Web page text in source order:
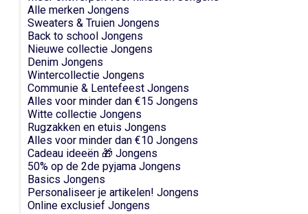
Alle merken Jongens
Sweaters & Truien Jongens
Back to school Jongens
Nieuwe collectie Jongens
Denim Jongens
Wintercollectie Jongens
Communie & Lentefeest Jongens
Alles voor minder dan €15 Jongens
Witte collectie Jongens
Rugzakken en etuis Jongens
Alles voor minder dan €10 Jongens
Cadeau ideeën 🎁 Jongens
50% op de 2de pyjama Jongens
Basics Jongens
Personaliseer je artikelen! Jongens
Online exclusief Jongens